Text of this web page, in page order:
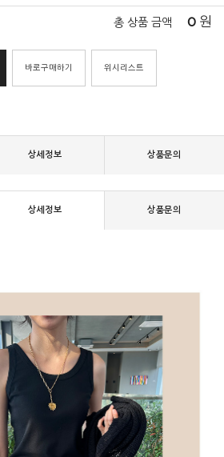
총 상품 금액 0 원
바로구매하기 위시리스트
상세정보 상품문의
상세정보 상품문의